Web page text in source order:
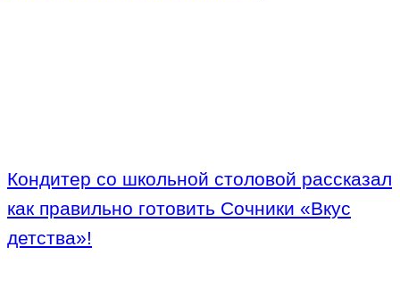
Кондитер со школьной столовой рассказал
как правильно готовить Сочники «Вкус
детства»!